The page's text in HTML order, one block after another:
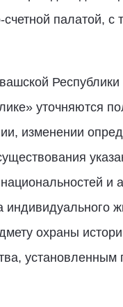
палатой, с
уточняются
изменении
и
индивидуального
охраны
установленным